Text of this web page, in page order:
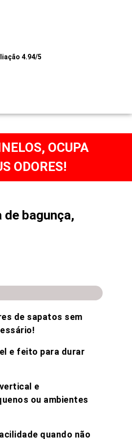
4.94/5
OCUPA
ODORES!
bagunça,
de sapatos sem
e feito para durar
e
ou ambientes
quando não